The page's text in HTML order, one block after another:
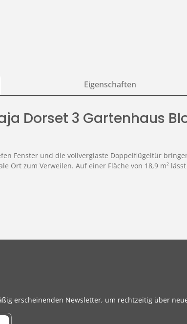
Eigenschaften
Dorset 3 Gartenhaus
Fenster und die vollverglaste Doppelflügeltür
Ort zum Verweilen. Auf einer Fläche von 18,9 m²
erscheinenden Newsletter, um rechtzeitig über